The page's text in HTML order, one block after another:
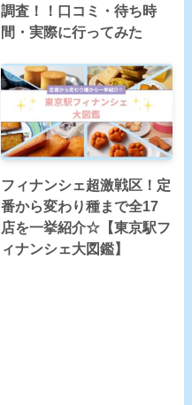
調査！！口コミ・待ち時
間・実際に行ってみた
フィナンシェ超激戦区！定
番から変わり種まで全17
店を一挙紹介☆【東京駅フ
ィナンシェ大図鑑】